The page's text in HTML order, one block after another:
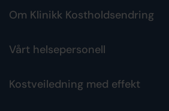
Om Klinikk Kostholdsendring
Vårt helsepersonell
Kostveiledning med effekt